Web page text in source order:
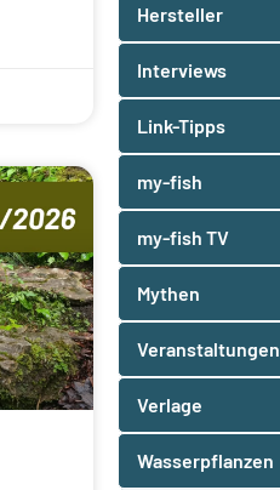
Hersteller
Interviews
Link-Tipps
my-fish
my-fish TV
Mythen
Veranstaltungen
Verlage
Wasserpflanzen